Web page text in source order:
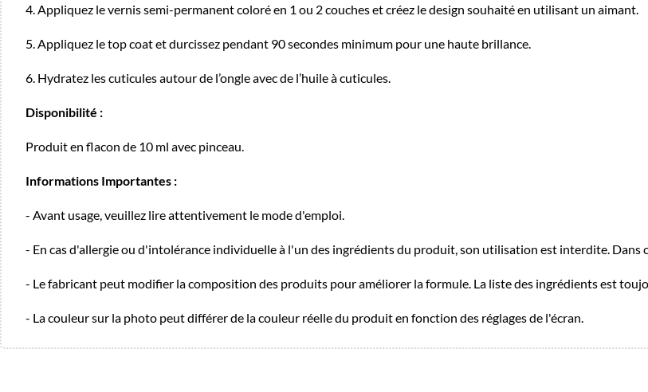
4. Appliquez le vernis semi-permanent coloré en 1 ou 2 couches et créez le design souhaité en utilisant un aimant.
5. Appliquez le top coat et durcissez pendant 90 secondes minimum pour une haute brillance.
6. Hydratez les cuticules autour de l’ongle avec de l’huile à cuticules.
Disponibilité :
Produit en flacon de 10 ml avec pinceau.
Informations Importantes :
- Avant usage, veuillez lire attentivement le mode d'emploi.
- En cas d'allergie ou d'intolérance individuelle à l'un des ingrédients du produit, son utilisation est interdite. Dans
- Le fabricant peut modifier la composition des produits pour améliorer la formule. La liste des ingrédients est
- La couleur sur la photo peut différer de la couleur réelle du produit en fonction des réglages de l'écran.